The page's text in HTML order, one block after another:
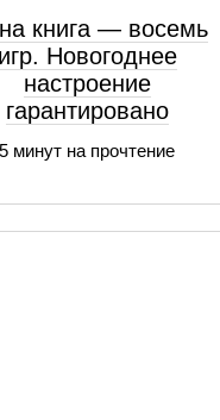
книга — восемь
игр. Новогоднее
настроение
гарантировано
5 минут на прочтение